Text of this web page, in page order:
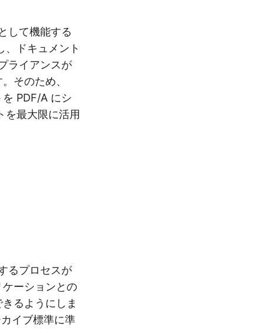
して機能する
、ドキュメント
ライアンスが
そのため、
PDF/A にシ
を最大限に活用
るプロセスが
ーションとの
るようにしま
イブ標準に準